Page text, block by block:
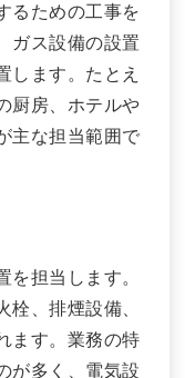
るための工事を
ガス設備の設置
します。たとえ
厨房、ホテルや
主な担当範囲で
担当します。
栓、排煙設備、
ます。業務の特
が多く、電気設